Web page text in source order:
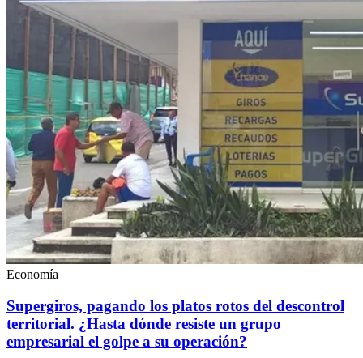
Economía
Supergiros, pagando los platos rotos del descontrol
territorial. ¿Hasta dónde resiste un grupo
empresarial el golpe a su operación?